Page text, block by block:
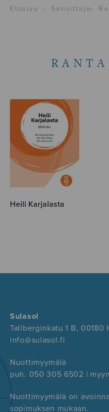
Etusivu › Sanoittaja ›
Heili Karjalasta
Sulasol
Tallberginkatu 1 B, 00180
info@sulasol.fi
Nuottimyymälä
puh. 050 305 6502 |
Nuottimyymälä on
sopimuksen mukaan.